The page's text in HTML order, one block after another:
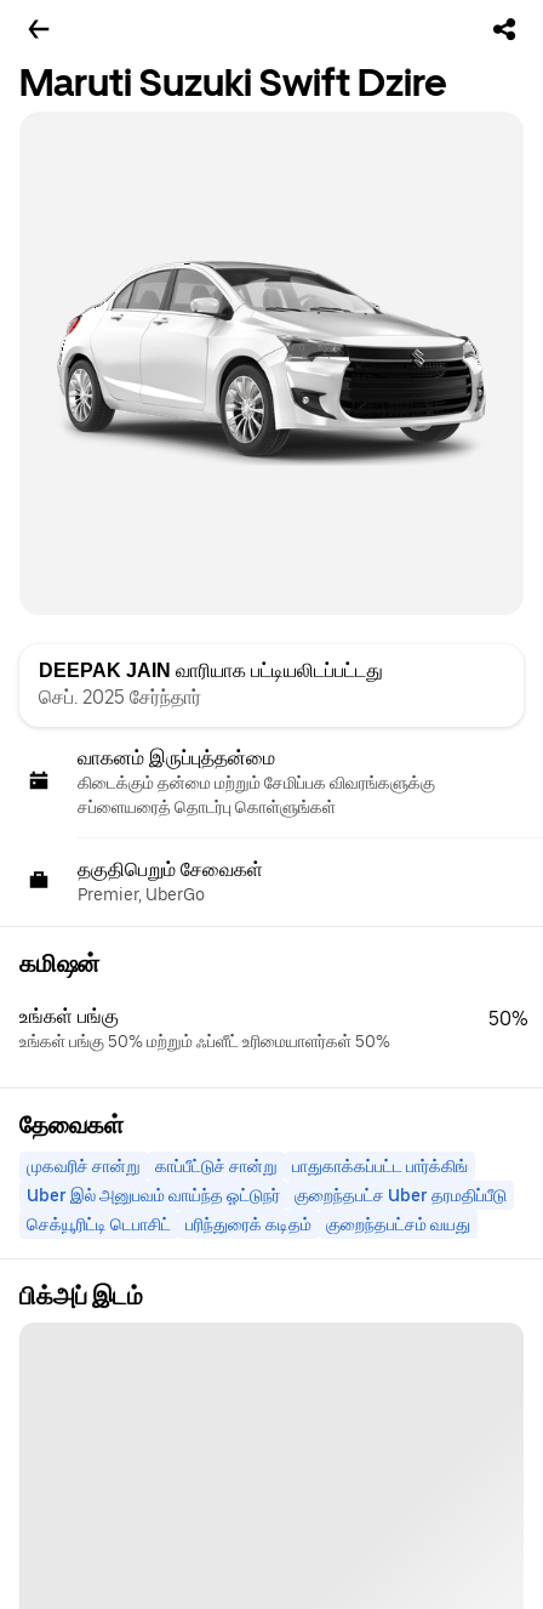
Maruti Suzuki Swift Dzire
DEEPAK JAIN வாரியாக பட்டியலிடப்பட்டது
செப். 2025 சேர்ந்தார்
வாகனம் இருப்புத்தன்மை
கிடைக்கும் தன்மை மற்றும் சேமிப்பக விவரங்களுக்கு
சப்ளையரைத் தொடர்பு கொள்ளுங்கள்
தகுதிபெறும் சேவைகள்
Premier, UberGo
கமிஷன்
உங்கள் பங்கு
உங்கள் பங்கு 50% மற்றும் ஃப்ளீட் உரிமையாளர்கள் 50%
50%
தேவைகள்
முகவரிச் சான்று காப்பீட்டுச் சான்று
பாதுகாக்கப்பட்ட பார்க்கிங்
Uber இல் அனுபவம் வாய்ந்த ஓட்டுநர்
குறைந்தபட்ச Uber தரமதிப்பீடு
செக்யூரிட்டி டெபாசிட்
பரிந்துரைக் கடிதம் குறைந்தபட்சம் வயது
பிக்அப் இடம்